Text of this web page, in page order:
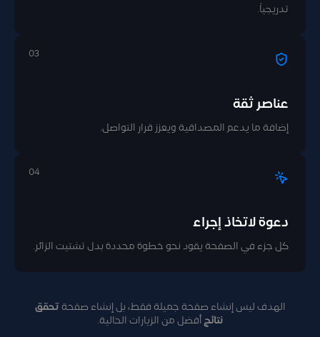
تدريجياً.
03
عناصر ثقة
إضافة ما يدعم المصداقية ويعزز قرار التواصل.
04
دعوة لاتخاذ إجراء
كل جزء في الصفحة يقود نحو خطوة محددة بدل تشتيت الزائر.
الهدف ليس إنشاء صفحة جميلة فقط، بل إنشاء صفحة تحقق
نتائج أفضل من الزيارات الحالية.